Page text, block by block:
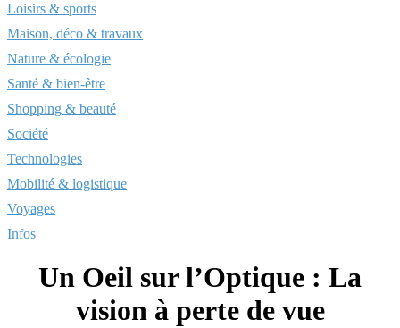
Loisirs & sports
Maison, déco & travaux
Nature & écologie
Santé & bien-être
Shopping & beauté
Société
Technologies
Mobilité & logistique
Voyages
Infos
Un Oeil sur l’Optique : La
vision à perte de vue